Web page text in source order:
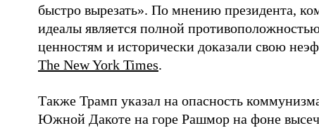
быстро вырезать». По мнению президента,
идеалы является полной
ценностям и исторически доказали свою
The New York Times.
Также Трамп указал на опасность
Южной Дакоте на горе Рашмор на фоне